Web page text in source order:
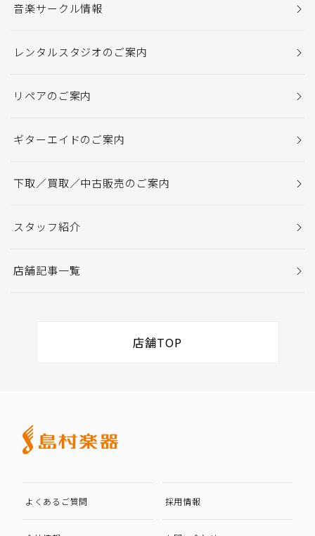
音楽サークル情報
レンタルスタジオのご案内
リペアのご案内
ギターエイドのご案内
下取／買取／中古販売のご案内
スタッフ紹介
店舗記事一覧
店舗TOP
よくあるご質問 採用情報